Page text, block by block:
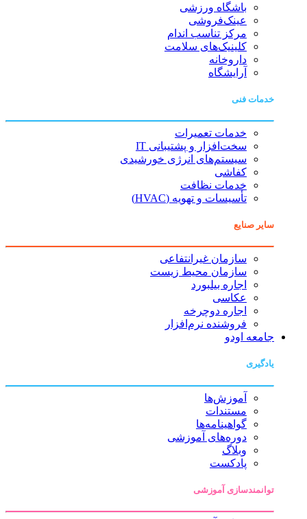
باشگاه ورزشی
عینک‌فروشی
مرکز تناسب اندام
کلینیک‌های سلامت
داروخانه
آرایشگاه
خدمات فنی
خدمات تعمیرات
سخت‌افزار و پشتیبانی IT
سیستم‌های انرژی خورشیدی
کفاشی
خدمات نظافت
تأسیسات و تهویه (HVAC)
سایر صنایع
سازمان غیرانتفاعی
سازمان محیط زیست
اجاره بیلبورد
عکاسی
اجاره دوچرخه
فروشنده نرم‌افزار
جامعه اودو
یادگیری
آموزش‌ها
مستندات
گواهینامه‌ها
دوره‌های آموزشی
وبلاگ
پادکست
توانمندسازی آموزشی